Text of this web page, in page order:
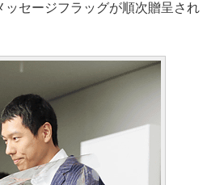
セージフラッグが順次贈呈され